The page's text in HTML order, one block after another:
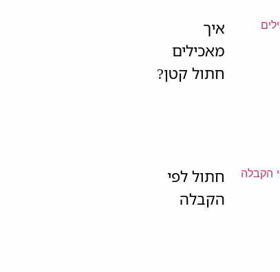
איך
מאכילים
חתול קטן?
חתול לפי
הקבלה